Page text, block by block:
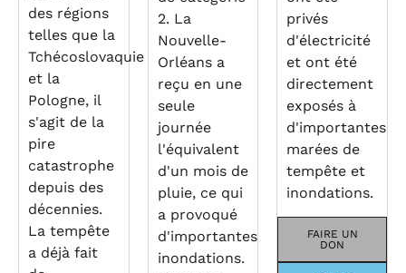
des régions
telles que la
Tchécoslovaquie
et la
Pologne, il
s'agit de la
pire
catastrophe
depuis des
décennies.
La tempête
a déjà fait
2. La
Nouvelle-
Orléans a
reçu en une
seule
journée
l'équivalent
d'un mois de
pluie, ce qui
a provoqué
d'importantes
inondations.
privés
d'électricité
et ont été
directement
exposés à
d'importantes
marées de
tempête et
inondations.
FAIRE UN
DON